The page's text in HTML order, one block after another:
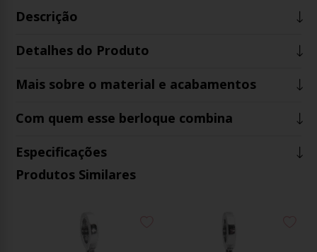
Descrição
Detalhes do Produto
Mais sobre o material e acabamentos
Com quem esse berloque combina
Especificações
Produtos Similares